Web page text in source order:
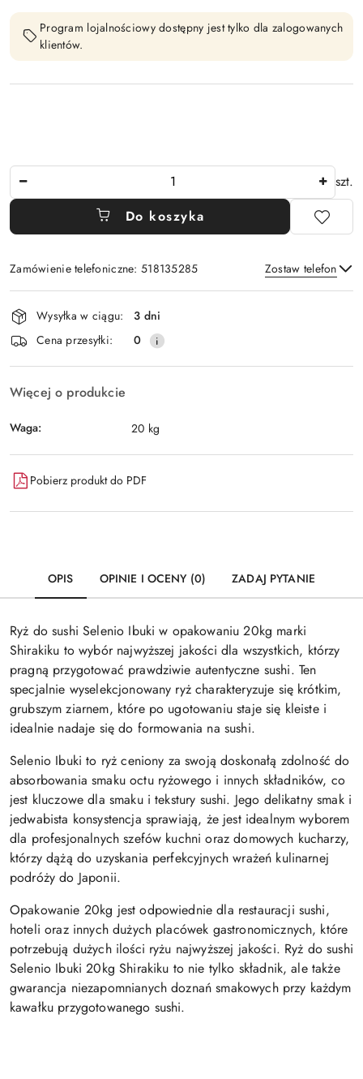
Program lojalnościowy dostępny jest tylko dla zalogowanych
klientów.
szt.
Do koszyka
Zamówienie telefoniczne: 518135285 Zostaw telefon
Wyślij
Dostępność
i
dostawa
Wysyłka w ciągu:
3 dni
Cena przesyłki:
0
Więcej o produkcie
Waga: 20 kg
Pobierz produkt do PDF
OPIS OPINIE I OCENY (0) ZADAJ PYTANIE
Ryż do sushi Selenio Ibuki w opakowaniu 20kg marki
Shirakiku to wybór najwyższej jakości dla wszystkich, którzy
pragną przygotować prawdziwie autentyczne sushi. Ten
specjalnie wyselekcjonowany ryż charakteryzuje się krótkim,
grubszym ziarnem, które po ugotowaniu staje się kleiste i
idealnie nadaje się do formowania na sushi.
Selenio Ibuki to ryż ceniony za swoją doskonałą zdolność do
absorbowania smaku octu ryżowego i innych składników, co
jest kluczowe dla smaku i tekstury sushi. Jego delikatny smak i
jedwabista konsystencja sprawiają, że jest idealnym wyborem
dla profesjonalnych szefów kuchni oraz domowych kucharzy,
którzy dążą do uzyskania perfekcyjnych wrażeń kulinarnej
podróży do Japonii.
Opakowanie 20kg jest odpowiednie dla restauracji sushi,
hoteli oraz innych dużych placówek gastronomicznych, które
potrzebują dużych ilości ryżu najwyższej jakości. Ryż do sushi
Selenio Ibuki 20kg Shirakiku to nie tylko składnik, ale także
gwarancja niezapomnianych doznań smakowych przy każdym
kawałku przygotowanego sushi.